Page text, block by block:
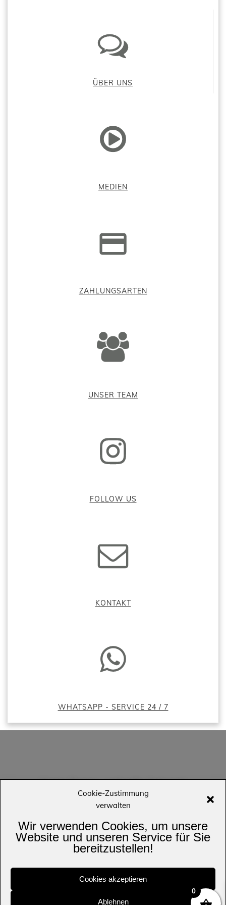
Cookie-Zustimmung
verwalten
Wir verwenden Cookies, um unsere
Website und unseren Service für Sie
bereitzustellen!
Cookies akzeptieren
Ablehnen
Kunden außerhalb Deutschlands und Österreich können bei uns
per email bestellen.
Die gewohnten Lieferzeiten können wir aktuell nicht einhalten.
ÜBER UNS
MEDIEN
ZAHLUNGSARTEN
UNSER TEAM
FOLLOW US
KONTAKT
WHATSAPP - SERVICE 24 / 7
Kurze Frage - schnelle Antwort
WhatsApp Kundenservice 24 / 7
0